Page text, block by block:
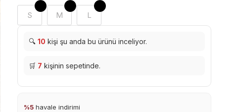
S M L
🔍10 kişi şu anda bu ürünü inceliyor.
🛒 7 kişinin sepetinde.
%5 havale indirimi